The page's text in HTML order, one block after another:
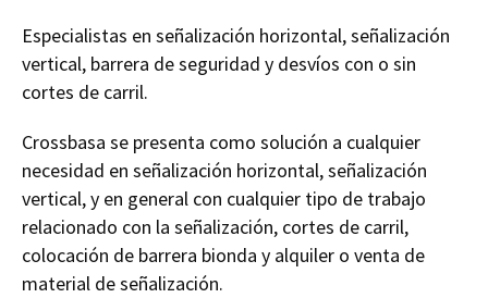
Especialistas en señalización horizontal, señalización
vertical, barrera de seguridad y desvíos con o sin
cortes de carril.
Crossbasa se presenta como solución a cualquier
necesidad en señalización horizontal, señalización
vertical, y en general con cualquier tipo de trabajo
relacionado con la señalización, cortes de carril,
colocación de barrera bionda y alquiler o venta de
material de señalización.